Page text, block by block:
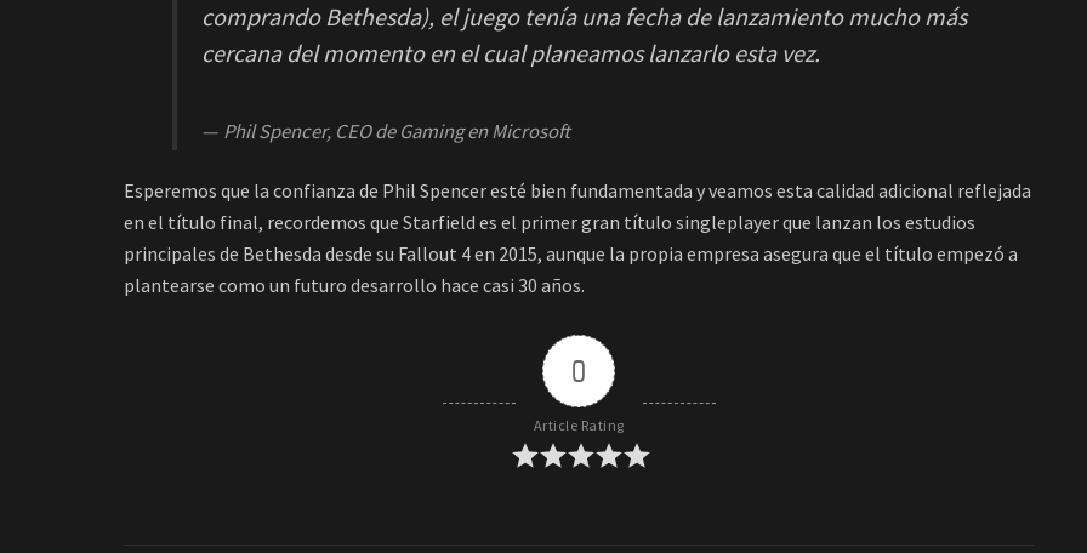
comprando Bethesda), el juego tenía una fecha de lanzamiento mucho más
cercana del momento en el cual planeamos lanzarlo esta vez.
Phil Spencer, CEO de Gaming en Microsoft
Esperemos que la confianza de Phil Spencer esté bien fundamentada y veamos esta calidad adicional reflejada
en el título final, recordemos que Starfield es el primer gran título singleplayer que lanzan los estudios
principales de Bethesda desde su Fallout 4 en 2015, aunque la propia empresa asegura que el título empezó a
plantearse como un futuro desarrollo hace casi 30 años.
0
Article Rating